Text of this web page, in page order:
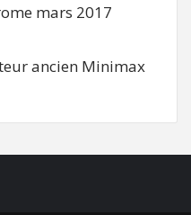
mars 2017
ancien Minimax